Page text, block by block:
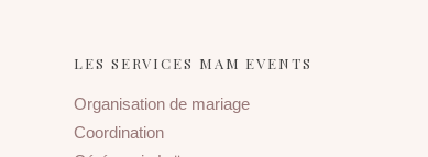
LES SERVICES MAM EVENTS
Organisation de mariage
Coordination